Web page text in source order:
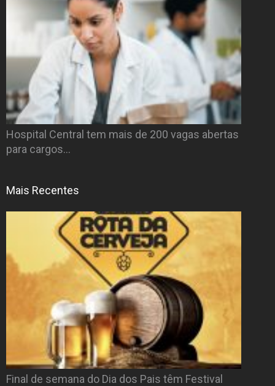
Hospital Central tem mais de 200 vagas abertas
para cargos…
Mais Recentes
Final de semana do Dia dos Pais têm Festival